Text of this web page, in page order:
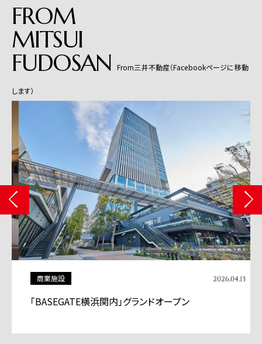
FROM
MITSUI
FUDOSAN From三井不動産（Facebookページに移動
します）
商業施設 2026.04.13
「BASEGATE横浜関内」グランドオープン